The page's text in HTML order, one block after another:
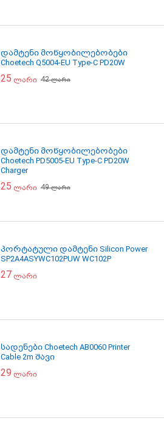
დამტენი მოწყობილებობები
Choetech Q5004-EU Type-C PD20W
25 ლარი 42ლარი
დამტენი მოწყობილებობები
Choetech PD5005-EU Type-C PD20W
Charger
25 ლარი 49ლარი
პორტატული დამტენი Silicon Power
SP2A4ASYWC102PUW WC102P
27 ლარი
სადენები Choetech AB0060 Printer
Cable 2m შავი
29 ლარი